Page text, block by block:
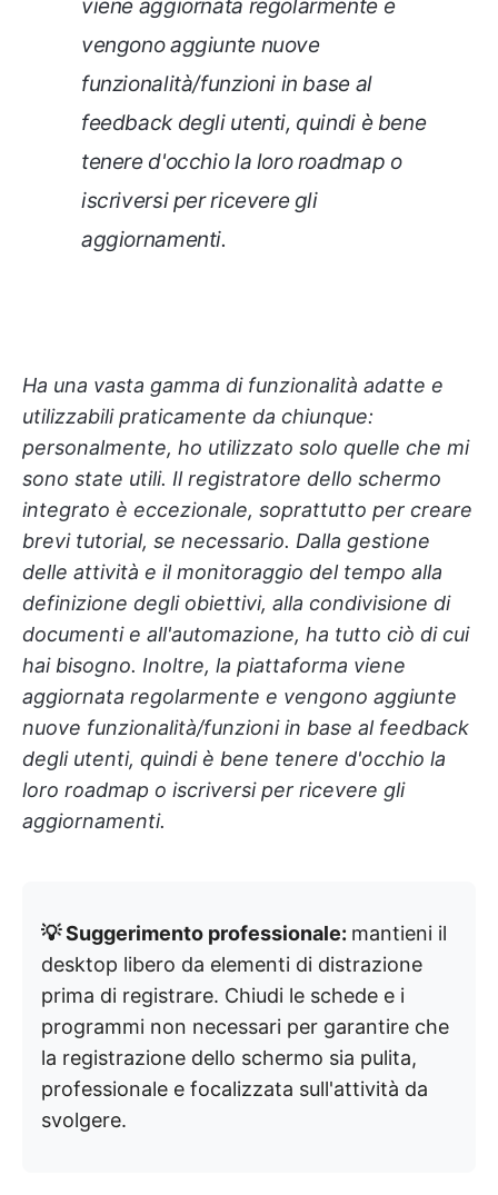
viene aggiornata regolarmente e
vengono aggiunte nuove
funzionalità/funzioni in base al
feedback degli utenti, quindi è bene
tenere d'occhio la loro roadmap o
iscriversi per ricevere gli
aggiornamenti.
Ha una vasta gamma di funzionalità adatte e
utilizzabili praticamente da chiunque:
personalmente, ho utilizzato solo quelle che mi
sono state utili. Il registratore dello schermo
integrato è eccezionale, soprattutto per creare
brevi tutorial, se necessario. Dalla gestione
delle attività e il monitoraggio del tempo alla
definizione degli obiettivi, alla condivisione di
documenti e all'automazione, ha tutto ciò di cui
hai bisogno. Inoltre, la piattaforma viene
aggiornata regolarmente e vengono aggiunte
nuove funzionalità/funzioni in base al feedback
degli utenti, quindi è bene tenere d'occhio la
loro roadmap o iscriversi per ricevere gli
aggiornamenti.
💡 Suggerimento professionale: mantieni il
desktop libero da elementi di distrazione
prima di registrare. Chiudi le schede e i
programmi non necessari per garantire che
la registrazione dello schermo sia pulita,
professionale e focalizzata sull'attività da
svolgere.